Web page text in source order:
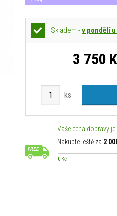
Skladem -v pondělí
3 750
ks
Vaše cena dopravy je
Nakupte ještě za 2
0 Kč